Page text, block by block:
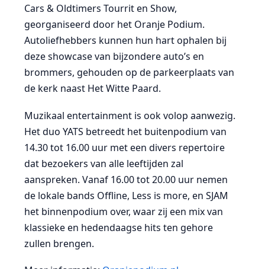
Cars & Oldtimers Tourrit en Show,
georganiseerd door het Oranje Podium.
Autoliefhebbers kunnen hun hart ophalen bij
deze showcase van bijzondere auto’s en
brommers, gehouden op de parkeerplaats van
de kerk naast Het Witte Paard.
Muzikaal entertainment is ook volop aanwezig.
Het duo YATS betreedt het buitenpodium van
14.30 tot 16.00 uur met een divers repertoire
dat bezoekers van alle leeftijden zal
aanspreken. Vanaf 16.00 tot 20.00 uur nemen
de lokale bands Offline, Less is more, en SJAM
het binnenpodium over, waar zij een mix van
klassieke en hedendaagse hits ten gehore
zullen brengen.